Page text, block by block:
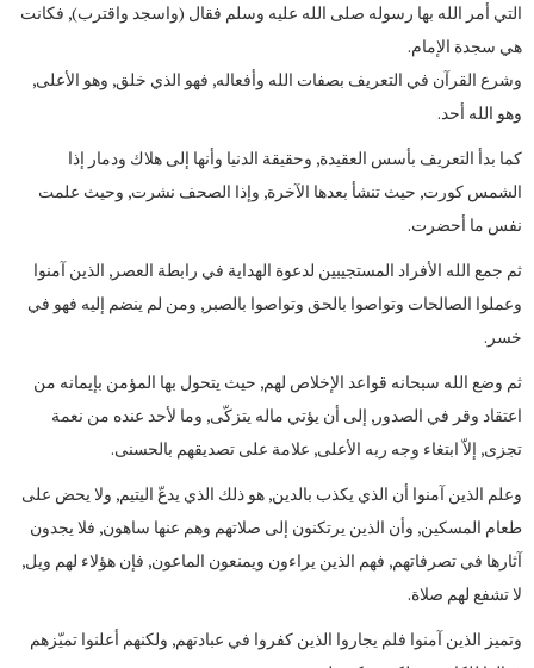
التي أمر الله بها رسوله صلى الله عليه وسلم فقال (واسجد واقترب), فكانت
هي سجدة الإمام.
وشرع القرآن في التعريف بصفات الله وأفعاله, فهو الذي خلق, وهو الأعلى,
وهو الله أحد.
كما بدأ التعريف بأسس العقيدة, وحقيقة الدنيا وأنها إلى هلاك ودمار إذا
الشمس كورت, حيث تنشأ بعدها الآخرة, وإذا الصحف نشرت, وحيث علمت
نفس ما أحضرت.
ثم جمع الله الأفراد المستجيبين لدعوة الهداية في رابطة العصر, الذين آمنوا
وعملوا الصالحات وتواصوا بالحق وتواصوا بالصبر, ومن لم ينضم إليه فهو في
خسر.
ثم وضع الله سبحانه قواعد الإخلاص لهم, حيث يتحول بها المؤمن بإيمانه من
اعتقاد وقر في الصدور, إلى أن يؤتي ماله يتزكّى, وما لأحد عنده من نعمة
تجزى, إلاّ ابتغاء وجه ربه الأعلى, علامة على تصديقهم بالحسنى.
وعلم الذين آمنوا أن الذي يكذب بالدين, هو ذلك الذي يدعّ اليتيم, ولا يحض على
طعام المسكين, وأن الذين يرتكنون إلى صلاتهم وهم عنها ساهون, فلا يجدون
آثارها في تصرفاتهم, فهم الذين يراءون ويمنعون الماعون, فإن هؤلاء لهم ويل,
لا تشفع لهم صلاة.
وتميز الذين آمنوا فلم يجاروا الذين كفروا في عبادتهم, ولكنهم أعلنوا تميّزهم